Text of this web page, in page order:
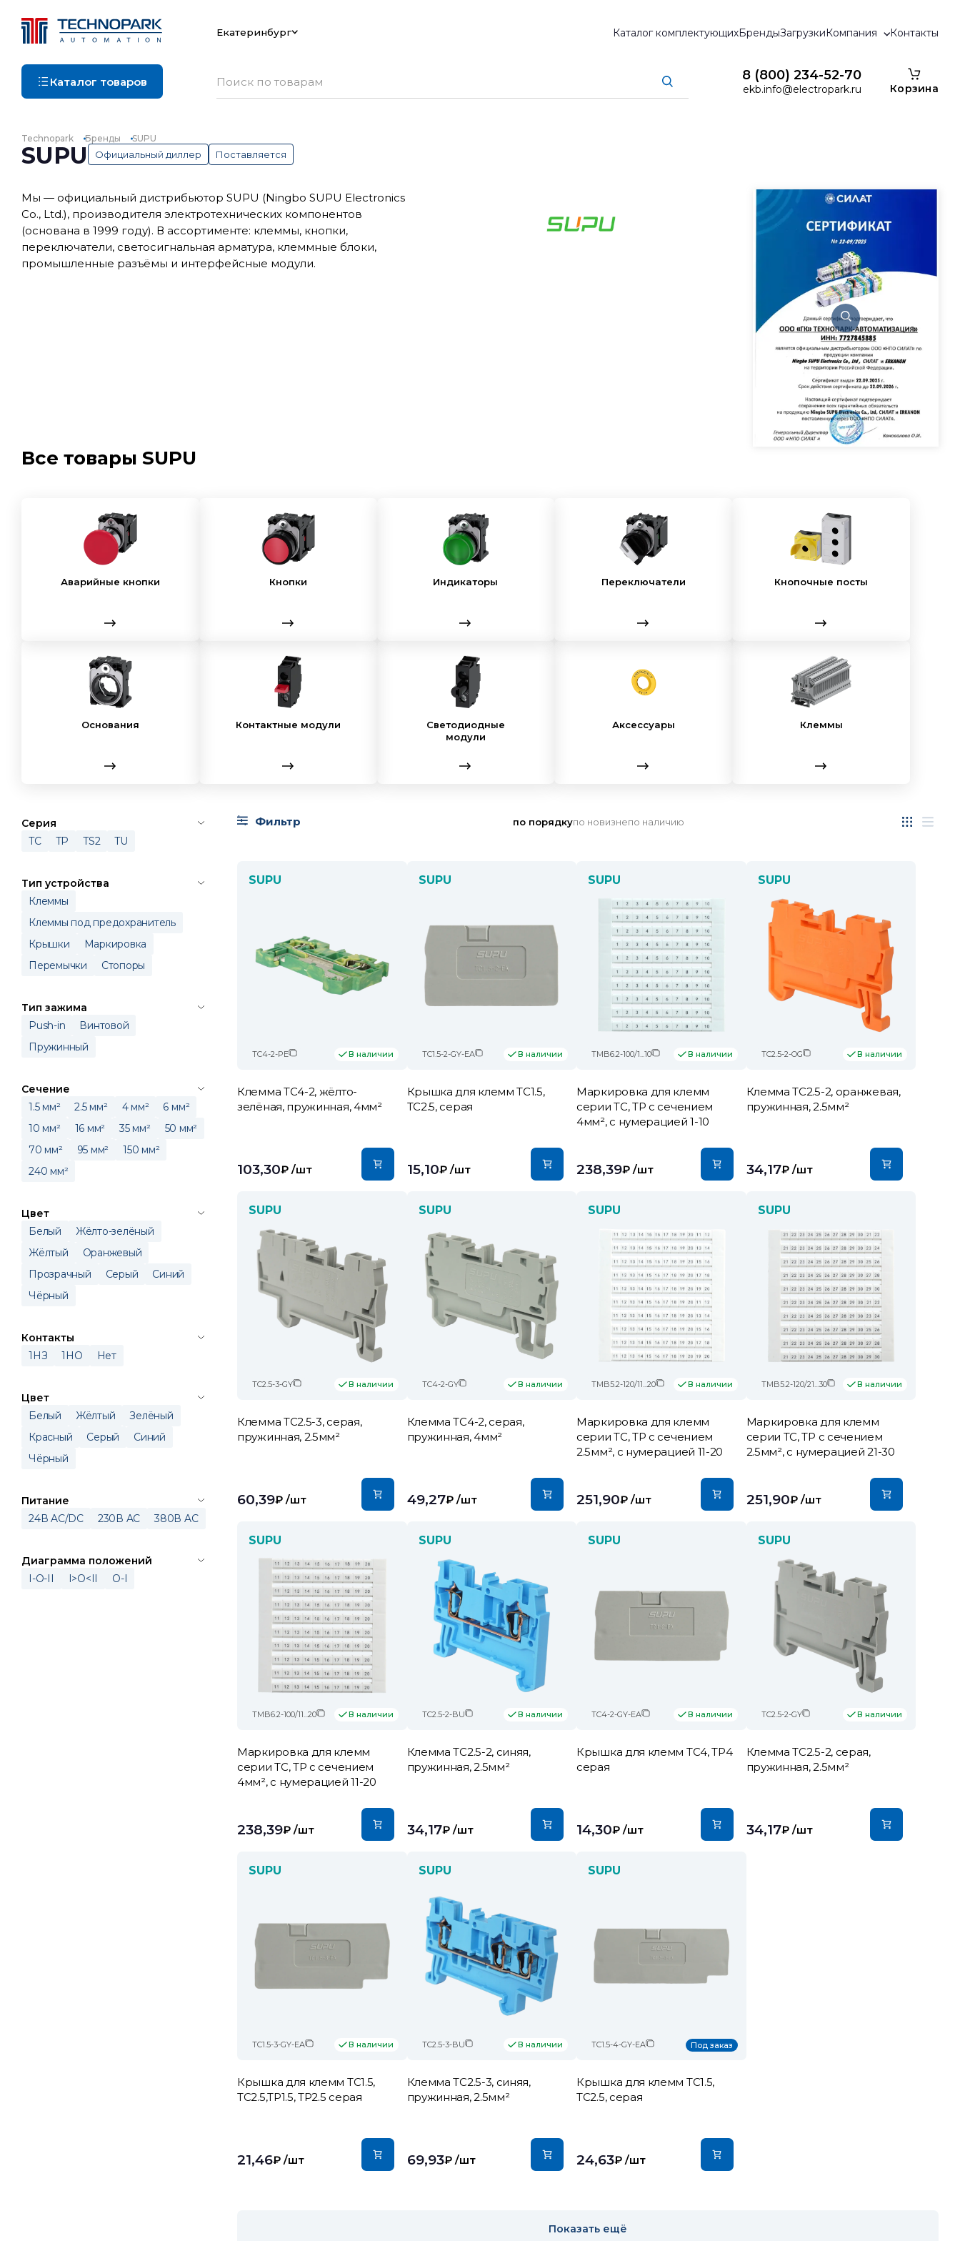
Екатеринбург Каталог комплектующихБрендыЗагрузкиКомпания Контакты
Каталог товаров 8 (800) 234-52-70
ekb.info@electropark.ru Корзина
Technopark Бренды SUPU
SUPU Официальный диллер Поставляется
Мы — официальный дистрибьютор SUPU (Ningbo SUPU Electronics
Co., Ltd.), производителя электротехнических компонентов
(основана в 1999 году). В ассортименте: клеммы, кнопки,
переключатели, светосигнальная арматура, клеммные блоки,
промышленные разъёмы и интерфейсные модули.
Все товары SUPU
Аварийные кнопки Кнопки Индикаторы Переключатели Кнопочные посты
Основания Контактные модули
Светодиодные
модули
Аксессуары Клеммы
Серия
TC
TP TS2 TU
Тип устройства
Клеммы
Клеммы под предохранитель
Крышки
Маркировка
Перемычки
Стопоры
Тип зажима
Push-in
Винтовой
Пружинный
Сечение
1.5 мм²
2.5 мм² 4 мм²
6 мм²
10 мм²
16 мм² 35 мм²
50 мм²
70 мм²
95 мм²
150 мм²
240 мм²
Цвет
Белый
Жёлто-зелёный
Жёлтый
Оранжевый
Прозрачный
Серый
Синий
Чёрный
Контакты
1НЗ
1НО Нет
Цвет
Белый
Жёлтый
Зелёный
Красный
Серый
Синий
Чёрный
Питание
24В AC/DC
230В AC 380В AC
Диаграмма положений
I-O-II
I>O<II O-I
Фильтр по порядкупо новизнепо наличию
SUPU
TC4-2-PE В наличии
Клемма TC4-2, жёлто-
зелёная, пружинная, 4мм²
103,30₽ /шт
SUPU
TC1.5-2-GY-EA В наличии
Крышка для клемм TC1.5,
TC2.5, серая
15,10₽ /шт
SUPU
TMB6.2-100/1...10 В наличии
Маркировка для клемм
серии TC, TP с сечением
4мм², с нумерацией 1-10
238,39₽ /шт
SUPU
TC2.5-2-OG В наличии
Клемма TC2.5-2, оранжевая,
пружинная, 2.5мм²
34,17₽ /шт
SUPU
TC2.5-3-GY В наличии
Клемма TC2.5-3, серая,
пружинная, 2.5мм²
60,39₽ /шт
SUPU
TC4-2-GY В наличии
Клемма TC4-2, серая,
пружинная, 4мм²
49,27₽ /шт
SUPU
TMB5.2-120/11...20 В наличии
Маркировка для клемм
серии TC, TP с сечением
2.5мм², с нумерацией 11-20
251,90₽ /шт
SUPU
TMB5.2-120/21...30 В наличии
Маркировка для клемм
серии TC, TP с сечением
2.5мм², с нумерацией 21-30
251,90₽ /шт
SUPU
TMB6.2-100/11...20 В наличии
Маркировка для клемм
серии TC, TP с сечением
4мм², с нумерацией 11-20
238,39₽ /шт
SUPU
TC2.5-2-BU В наличии
Клемма TC2.5-2, синяя,
пружинная, 2.5мм²
34,17₽ /шт
SUPU
TC4-2-GY-EA В наличии
Крышка для клемм TC4, TP4
серая
14,30₽ /шт
SUPU
TC2.5-2-GY В наличии
Клемма TC2.5-2, серая,
пружинная, 2.5мм²
34,17₽ /шт
SUPU
TC1.5-3-GY-EA В наличии
Крышка для клемм TC1.5,
TC2.5,TP1.5, TP2.5 серая
21,46₽ /шт
SUPU
TC2.5-3-BU В наличии
Клемма TC2.5-3, синяя,
пружинная, 2.5мм²
69,93₽ /шт
SUPU
TC1.5-4-GY-EA Под заказ
Крышка для клемм TC1.5,
TC2.5, серая
24,63₽ /шт
Показать ещё